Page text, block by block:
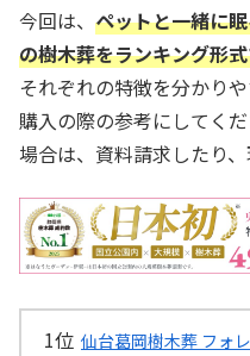
今回は、 ペットと一緒に
の樹木葬をランキング形
それぞれの特徴を分かり
購入の際の参考にしてく
場合は、資料請求したり
仙台葛岡樹木葬 フォ